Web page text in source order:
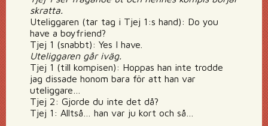
skratta.
Uteliggaren (tar tag i Tjej 1:s hand): Do you
have a boyfriend?
Tjej 1 (snabbt): Yes I have.
Uteliggaren går iväg.
Tjej 1 (till kompisen): Hoppas han inte trodde
jag dissade honom bara för att han var
uteliggare…
Tjej 2: Gjorde du inte det då?
Tjej 1: Alltså… han var ju kort och så…